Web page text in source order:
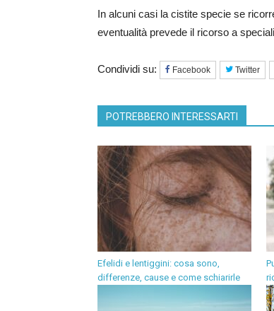
In alcuni casi la cistite specie se
eventualità prevede il ricorso a
Condividi su: Facebook Twitter
POTREBBERO INTERESSARTI
Efelidi e lentiggini: cosa sono,
differenze, cause e come schiarirle